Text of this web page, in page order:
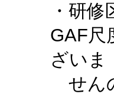
・研
GAF尺
ざいま
せん